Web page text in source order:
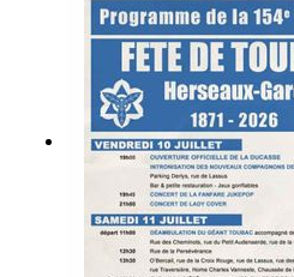
ordinaires (Believe)
Tout bas (Vérité) 2026